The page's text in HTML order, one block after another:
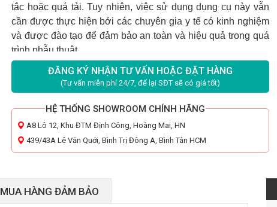
tắc hoặc quá tải. Tuy nhiên, việc sử dụng dụng cụ này vẫn
cần được thực hiện bởi các chuyên gia y tế có kinh nghiệm
và được đào tạo để đảm bảo an toàn và hiệu quả trong quá
trình phẫu thuật.
ĐĂNG KÝ NHẬN TƯ VẤN HOẶC ĐẶT HÀNG
(Tư vấn miễn phí 24/7, để lại SĐT sẽ có giá tốt)
HỆ THỐNG SHOWROOM CHÍNH HÃNG
A8 Lô 12, Khu ĐTM Định Công, Hoàng Mai, HN
439/43A Lê Văn Quới, Bình Trị Đông A, Bình Tân HCM
MUA HÀNG ĐẢM BẢO